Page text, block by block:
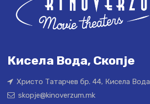
Кисела Вода, Скопје
Христо Татарчев бр. 44, Кисела Вода
skopje@kinoverzum.mk